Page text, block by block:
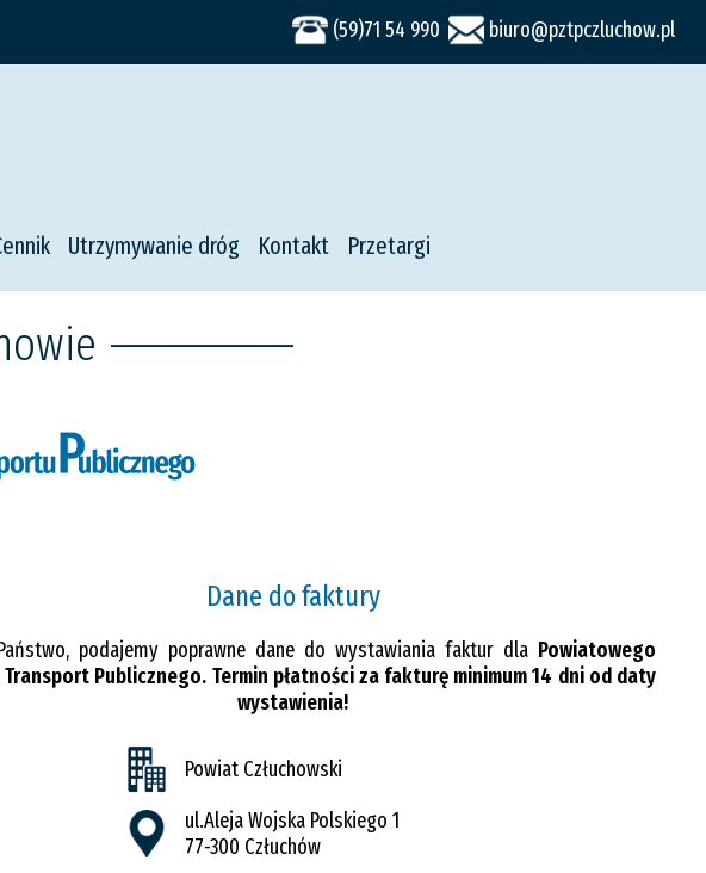
(59)71 54 990 biuro@pztpczluchow.pl
Utrzymywanie dróg Kontakt Przetargi
-------------------
Dane do faktury
podajemy poprawne dane do wystawiania faktur dla Powiatowego
Transport Publicznego. Termin płatności za fakturę minimum 14 dni od daty
wystawienia!
Powiat Człuchowski
ul.Aleja Wojska Polskiego 1
77-300 Człuchów